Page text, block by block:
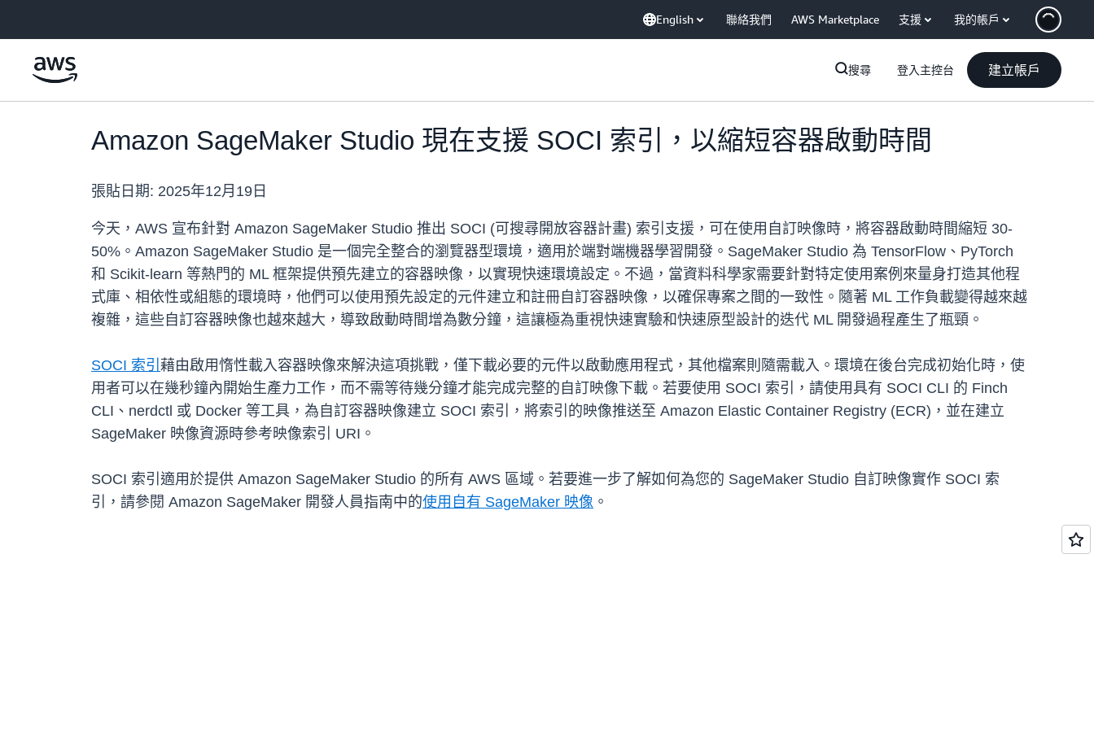
English 聯絡我們 AWS Marketplace 支援 我的帳戶
搜尋 登入主控台 建立帳戶
Amazon SageMaker Studio 現在支援 SOCI 索引，以縮短容器啟動時間
張貼日期: 2025年12月19日
今天，AWS 宣布針對 Amazon SageMaker Studio 推出 SOCI (可搜尋開放容器計畫) 索引支援，可在使用自訂映像時，將容器啟動時間縮短 30-
50%。Amazon SageMaker Studio 是一個完全整合的瀏覽器型環境，適用於端對端機器學習開發。SageMaker Studio 為 TensorFlow、PyTorch
和 Scikit-learn 等熱門的 ML 框架提供預先建立的容器映像，以實現快速環境設定。不過，當資料科學家需要針對特定使用案例來量身打造其他程
式庫、相依性或組態的環境時，他們可以使用預先設定的元件建立和註冊自訂容器映像，以確保專案之間的一致性。隨著 ML 工作負載變得越來越
複雜，這些自訂容器映像也越來越大，導致啟動時間增為數分鐘，這讓極為重視快速實驗和快速原型設計的迭代 ML 開發過程產生了瓶頸。
SOCI 索引 藉由啟用惰性載入容器映像來解決這項挑戰，僅下載必要的元件以啟動應用程式，其他檔案則隨需載入。環境在後台完成初始化時，使
用者可以在幾秒鐘內開始生產力工作，而不需等待幾分鐘才能完成完整的自訂映像下載。若要使用 SOCI 索引，請使用具有 SOCI CLI 的 Finch
CLI、nerdctl 或 Docker 等工具，為自訂容器映像建立 SOCI 索引，將索引的映像推送至 Amazon Elastic Container Registry (ECR)，並在建立
SageMaker 映像資源時參考映像索引 URI。
SOCI 索引適用於提供 Amazon SageMaker Studio 的所有 AWS 區域。若要進一步了解如何為您的 SageMaker Studio 自訂映像實作 SOCI 索
引，請參閱 Amazon SageMaker 開發人員指南中的使用自有 SageMaker 映像 。